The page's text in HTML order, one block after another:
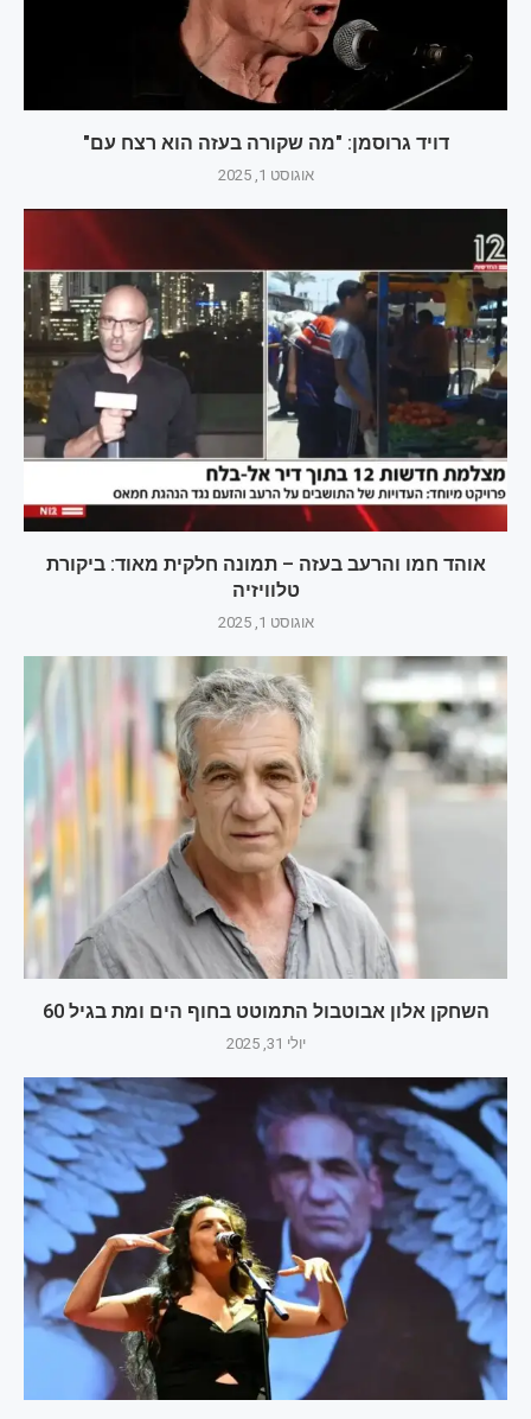
דויד גרוסמן: "מה שקורה בעזה הוא רצח עם"
אוגוסט 1, 2025
אוהד חמו והרעב בעזה – תמונה חלקית מאוד: ביקורת
טלוויזיה
אוגוסט 1, 2025
השחקן אלון אבוטבול התמוטט בחוף הים ומת בגיל 60
יולי 31, 2025